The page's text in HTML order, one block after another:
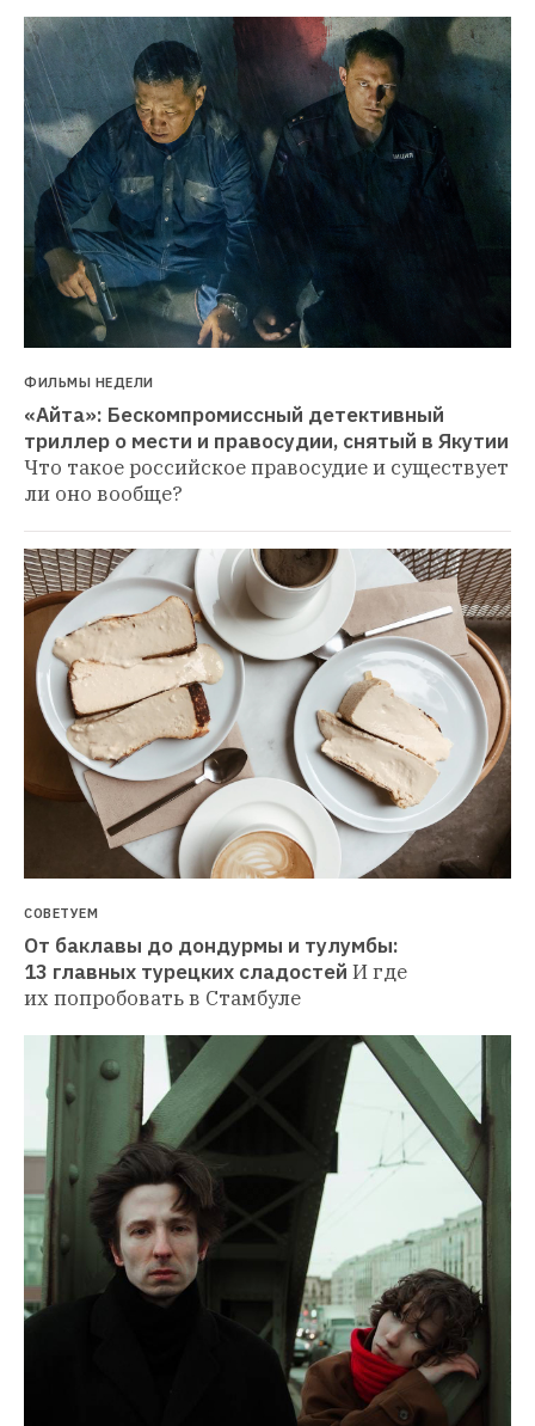
ФИЛЬМЫ НЕДЕЛИ
«Айта»: Бескомпромиссный детективный
триллер о мести и правосудии, снятый в Якутии
Что такое российское правосудие и существует
ли оно вообще?
СОВЕТУЕМ
От баклавы до дондурмы и тулумбы:
13 главных турецких сладостей И где
их попробовать в Стамбуле